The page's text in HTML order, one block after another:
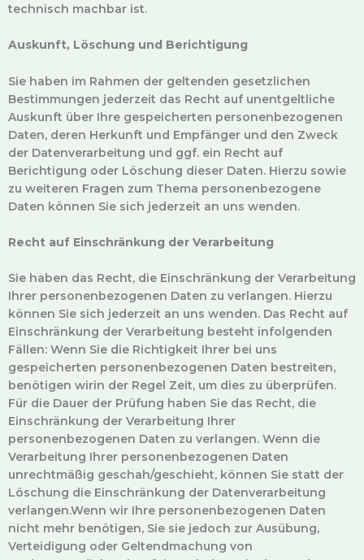
technisch machbar ist.
Auskunft, Löschung und Berichtigung
Sie haben im Rahmen der geltenden gesetzlichen
Bestimmungen jederzeit das Recht auf unentgeltliche
Auskunft über Ihre gespeicherten personenbezogenen
Daten, deren Herkunft und Empfänger und den Zweck
der Datenverarbeitung und ggf. ein Recht auf
Berichtigung oder Löschung dieser Daten. Hierzu sowie
zu weiteren Fragen zum Thema personenbezogene
Daten können Sie sich jederzeit an uns wenden.
Recht auf Einschränkung der Verarbeitung
Sie haben das Recht, die Einschränkung der Verarbeitung
Ihrer personenbezogenen Daten zu verlangen. Hierzu
können Sie sich jederzeit an uns wenden. Das Recht auf
Einschränkung der Verarbeitung besteht infolgenden
Fällen: Wenn Sie die Richtigkeit Ihrer bei uns
gespeicherten personenbezogenen Daten bestreiten,
benötigen wirin der Regel Zeit, um dies zu überprüfen.
Für die Dauer der Prüfung haben Sie das Recht, die
Einschränkung der Verarbeitung Ihrer
personenbezogenen Daten zu verlangen. Wenn die
Verarbeitung Ihrer personenbezogenen Daten
unrechtmäßig geschah/geschieht, können Sie statt der
Löschung die Einschränkung der Datenverarbeitung
verlangen.Wenn wir Ihre personenbezogenen Daten
nicht mehr benötigen, Sie sie jedoch zur Ausübung,
Verteidigung oder Geltendmachung von